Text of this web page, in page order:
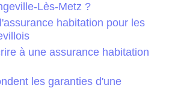
Lès-Metz ?
habitation pour les
à une assurance habitation
les garanties d'une